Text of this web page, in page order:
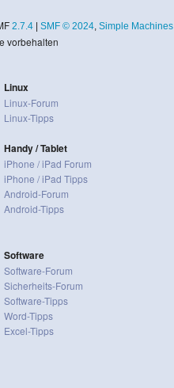
2.7.4| SMF © 2024, Simple Machines
vorbehalten
Linux
Linux-Forum
Linux-Tipps
Handy / Tablet
iPhone / iPad Forum
iPhone / iPad Tipps
Android-Forum
Android-Tipps
Software
Software-Forum
Sicherheits-Forum
Software-Tipps
Word-Tipps
Excel-Tipps